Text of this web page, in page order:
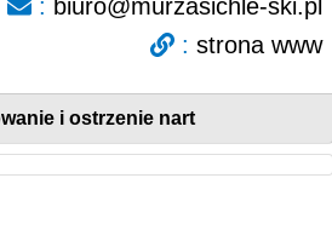
: biuro@murzasichle-ski.pl
: strona www
i ostrzenie nart